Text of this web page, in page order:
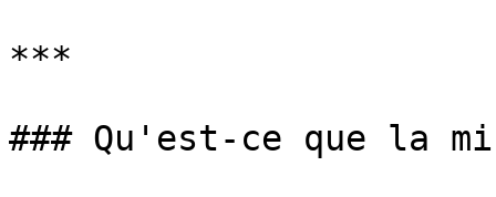
***
### Qu'est-ce que la